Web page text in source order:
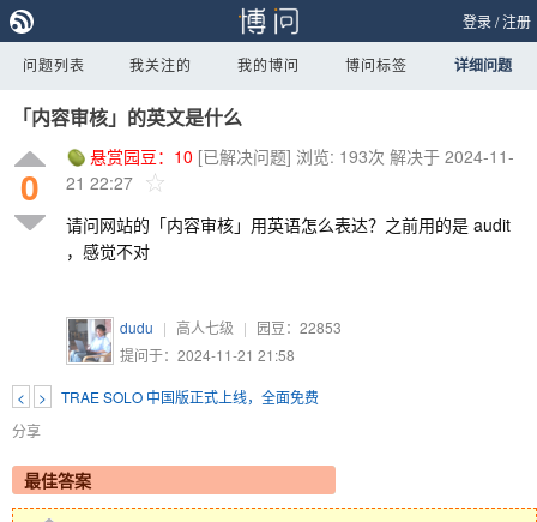
登录/注册
问题列表 我关注的 我的博问 博问标签 详细问题
「内容审核」的英文是什么
0
悬赏园豆： 10 [已解决问题] 浏览: 193次 解决于 2024-11-
21 22:27
请问网站的「内容审核」用英语怎么表达？之前用的是 audit
，感觉不对
dudu | 高人七级 | 园豆： 22853
提问于：2024-11-21 21:58
< >
TRAE SOLO 中国版正式上线，全面免费
分享
最佳答案